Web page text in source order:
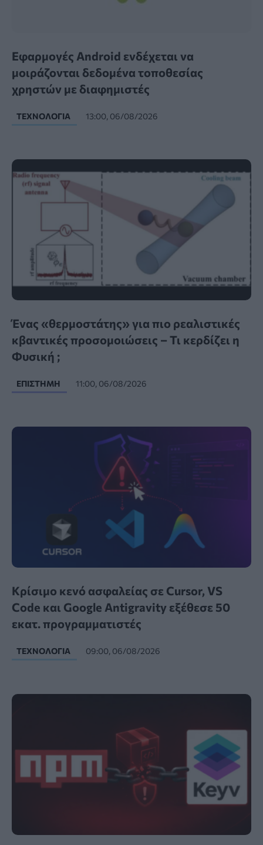
Εφαρμογές Android ενδέχεται να
μοιράζονται δεδομένα τοποθεσίας
χρηστών με διαφημιστές
ΤΕΧΝΟΛΟΓΊΑ 13:00, 06/08/2026
Ένας «θερμοστάτης» για πιο ρεαλιστικές
κβαντικές προσομοιώσεις – Τι κερδίζει η
Φυσική ;
ΕΠΙΣΤΉΜΗ 11:00, 06/08/2026
Κρίσιμο κενό ασφαλείας σε Cursor, VS
Code και Google Antigravity εξέθεσε 50
εκατ. προγραμματιστές
ΤΕΧΝΟΛΟΓΊΑ 09:00, 06/08/2026